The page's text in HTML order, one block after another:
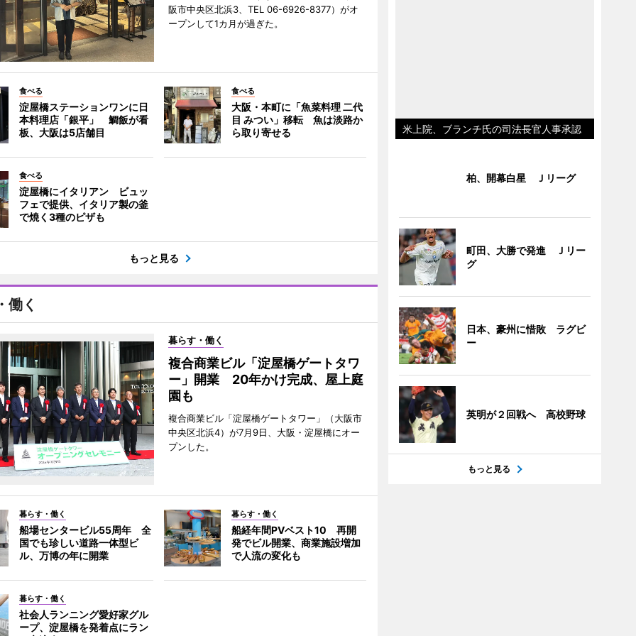
阪市中央区北浜3、TEL 06-6926-8377）がオ
ープンして1カ月が過ぎた。
食べる
淀屋橋ステーションワンに日
本料理店「銀平」 鯛飯が看
板、大阪は5店舗目
食べる
大阪・本町に「魚菜料理 二代
目 みつい」移転 魚は淡路か
ら取り寄せる
食べる
淀屋橋にイタリアン ビュッ
フェで提供、イタリア製の釜
で焼く3種のピザも
もっと見る
働く
暮らす・働く
複合商業ビル「淀屋橋ゲートタワ
ー」開業 20年かけ完成、屋上庭
園も
複合商業ビル「淀屋橋ゲートタワー」（大阪市
中央区北浜4）が7月9日、大阪・淀屋橋にオー
プンした。
暮らす・働く
船場センタービル55周年 全
国でも珍しい道路一体型ビ
ル、万博の年に開業
暮らす・働く
船経年間PVベスト10 再開
発でビル開業、商業施設増加
で人流の変化も
暮らす・働く
社会人ランニング愛好家グル
ープ、淀屋橋を発着点にラン
米上院、ブランチ氏の司法長官人事承認
柏、開幕白星 Ｊリーグ
町田、大勝で発進 Ｊリー
グ
日本、豪州に惜敗 ラグビ
ー
英明が２回戦へ 高校野球
もっと見る